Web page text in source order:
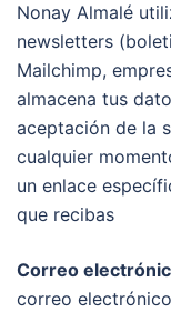
Nonay Almalé
newsletters
Mailchimp,
almacena tus
aceptación de la
cualquier
un enlace
que recibas
Correo
correo